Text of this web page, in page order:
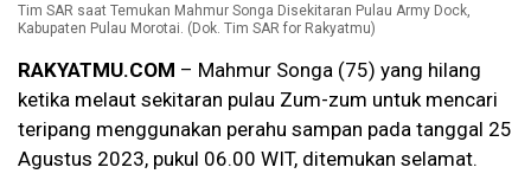
Tim SAR saat Temukan Mahmur Songa Disekitaran Pulau Army Dock,
Kabupaten Pulau Morotai. (Dok. Tim SAR for Rakyatmu)
RAKYATMU.COM – Mahmur Songa (75) yang hilang
ketika melaut sekitaran pulau Zum-zum untuk mencari
teripang menggunakan perahu sampan pada tanggal 25
Agustus 2023, pukul 06.00 WIT, ditemukan selamat.